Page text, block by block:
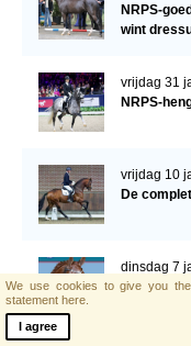
NRPS-
wint
vrijdag 31
NRPS-
vrijdag 10
De
dinsdag 7
We use cookies to give you
statement here.
I agree